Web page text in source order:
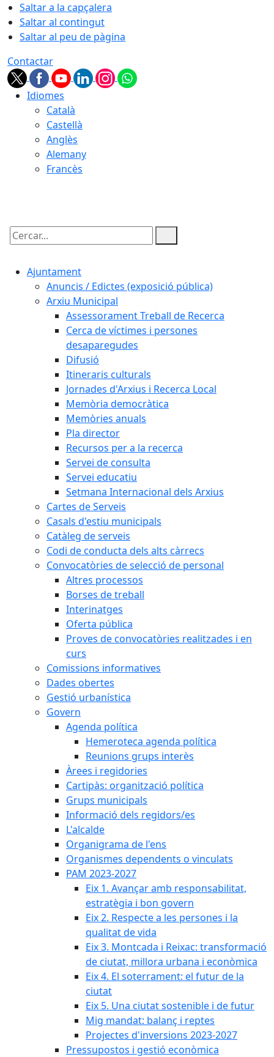
Saltar a la capçalera
Saltar al contingut
Saltar al peu de pàgina
Contactar
Idiomes
Català
Castellà
Anglès
Alemany
Francès
Cercar:
Ajuntament
Anuncis / Edictes (exposició pública)
Arxiu Municipal
Assessorament Treball de Recerca
Cerca de víctimes i persones
desaparegudes
Difusió
Itineraris culturals
Jornades d'Arxius i Recerca Local
Memòria democràtica
Memòries anuals
Pla director
Recursos per a la recerca
Servei de consulta
Servei educatiu
Setmana Internacional dels Arxius
Cartes de Serveis
Casals d'estiu municipals
Catàleg de serveis
Codi de conducta dels alts càrrecs
Convocatòries de selecció de personal
Altres processos
Borses de treball
Interinatges
Oferta pública
Proves de convocatòries realitzades i en
curs
Comissions informatives
Dades obertes
Gestió urbanística
Govern
Agenda política
Hemeroteca agenda política
Reunions grups interès
Àrees i regidories
Cartipàs: organització política
Grups municipals
Informació dels regidors/es
L'alcalde
Organigrama de l'ens
Organismes dependents o vinculats
PAM 2023-2027
Eix 1. Avançar amb responsabilitat,
estratègia i bon govern
Eix 2. Respecte a les persones i la
qualitat de vida
Eix 3. Montcada i Reixac: transformació
de ciutat, millora urbana i econòmica
Eix 4. El soterrament: el futur de la
ciutat
Eix 5. Una ciutat sostenible i de futur
Mig mandat: balanç i reptes
Projectes d'inversions 2023-2027
Pressupostos i gestió econòmica